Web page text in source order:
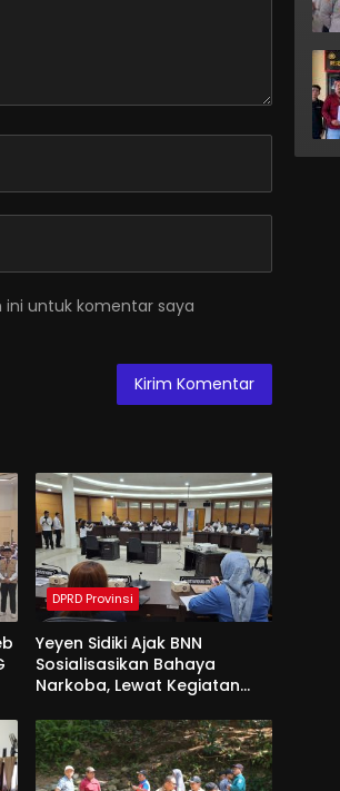
untuk komentar saya
DPRD Provinsi
Yeyen Sidiki Ajak BNN
Sosialisasikan Bahaya
Narkoba, Lewat Kegiatan